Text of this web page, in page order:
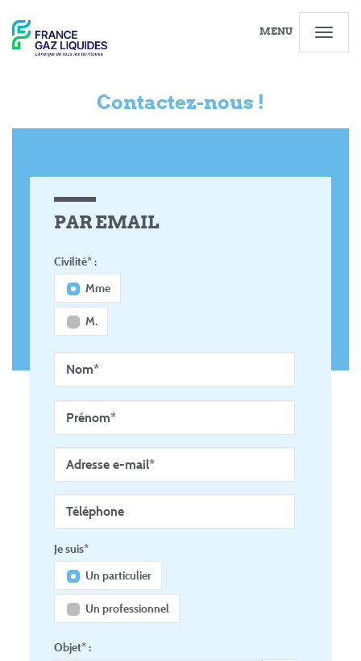
MENU
Contactez-nous !
PAR EMAIL
Civilité* :
Mme
M.
laisser
vide
Je suis*
Un particulier
Un professionnel
Objet* :